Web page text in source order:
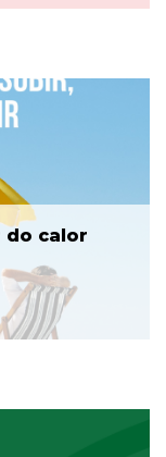
do calor